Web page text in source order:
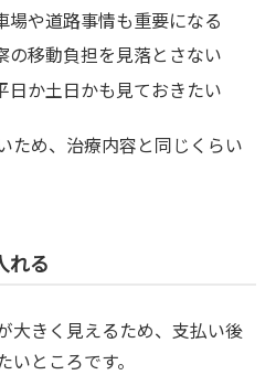
場や道路事情も重要になる
の移動負担を見落とさない
日か土日かも見ておきたい
ため、治療内容と同じくらい
れる
大きく見えるため、支払い後
ところです。